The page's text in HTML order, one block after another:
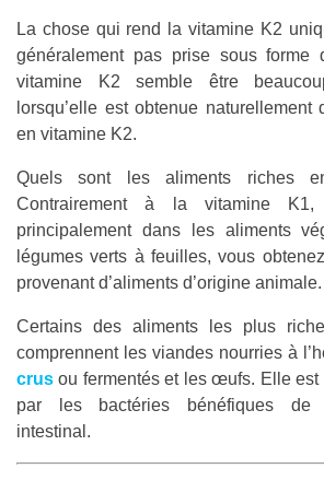
La chose qui rend la vitamine K2
généralement pas prise sous forme
vitamine K2 semble être
lorsqu’elle est obtenue naturellement
en vitamine K2.
Quels sont les aliments riches
Contrairement à la vitamine
principalement dans les aliments
légumes verts à feuilles, vous
provenant d’aliments d’origine animale.
Certains des aliments les plus
comprennent les viandes nourries à
crus ou fermentés et les œufs. Elle est
par les bactéries bénéfiques de
intestinal.